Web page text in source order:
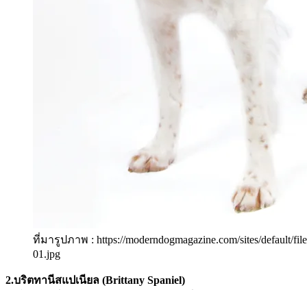
ที่มารูปภาพ : https://moderndogmagazine.com/sites/default/
01.jpg
2.บริตทานีสแปเนียล (Brittany Spaniel)